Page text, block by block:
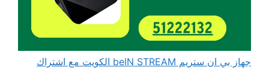
جهاز بي ان ستريم beIN STREAM الكويت مع اشتراك